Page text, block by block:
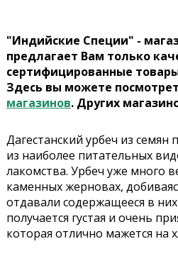
"Индийские Специи" -
предлагает Вам только
сертифицированные
Здесь вы можете
магазинов. Других
Дагестанский урбеч из семян
из наиболее питательных
лакомства. Урбеч уже много
каменных жерновах,
отдавали содержащееся в
получается густая и очень
которая отлично мажется на